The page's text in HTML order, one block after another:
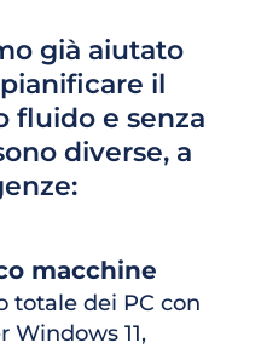
già aiutato
il
fluido e senza
diverse, a
macchine
totale dei PC con
Windows 11,